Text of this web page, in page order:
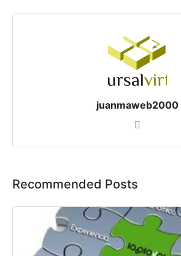
juanmaweb2000
Recommended Posts